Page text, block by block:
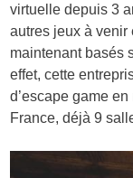
virtuelle depuis 3
autres jeux à venir
maintenant basés
effet, cette
d’escape game
France, déjà 9